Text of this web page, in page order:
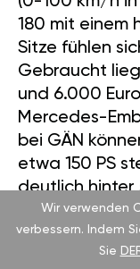
180 mit einem
Sitze fühlen
Gebraucht
und 6.000
Mercedes-
bei GÄN
etwa 150 PS
deutlich hinter
diesen
Wir verwenden
verbessern. Indem
Sie